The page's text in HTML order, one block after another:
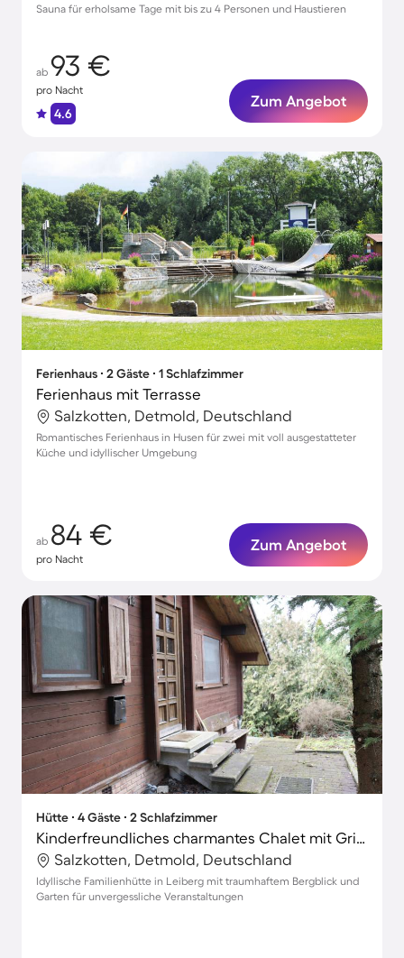
Sauna für erholsame Tage mit bis zu 4 Personen und Haustieren
ab 93 €
pro Nacht
4.6
Zum Angebot
Ferienhaus ∙ 2 Gäste ∙ 1 Schlafzimmer
Ferienhaus mit Terrasse
Salzkotten, Detmold, Deutschland
Romantisches Ferienhaus in Husen für zwei mit voll ausgestatteter
Küche und idyllischer Umgebung
ab 84 €
pro Nacht
Zum Angebot
Hütte ∙ 4 Gäste ∙ 2 Schlafzimmer
Kinderfreundliches charmantes Chalet mit Grill und Garten | Gartenblick
Salzkotten, Detmold, Deutschland
Idyllische Familienhütte in Leiberg mit traumhaftem Bergblick und
Garten für unvergessliche Veranstaltungen